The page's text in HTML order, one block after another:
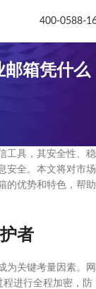
400-0588-
箱凭什么
工具，其安全性、稳
安全。本文将对市场
的优势和特色，帮助
者
为关键考量因素。网
程进行全程加密，防